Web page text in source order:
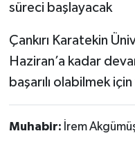
süreci başlayacak
Çankırı Karatekin
Haziran’a kadar
başarılı olabilmek
Muhabir: İrem